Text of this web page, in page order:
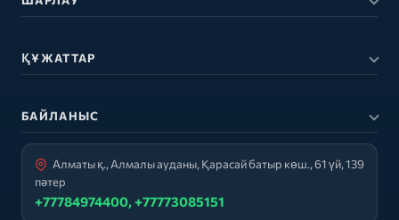
ҚҰЖАТТАР
БАЙЛАНЫС
Алматы қ., Алмалы ауданы, Қарасай батыр көш., 61 үй, 139
пәтер
+77784974400, +77773085151